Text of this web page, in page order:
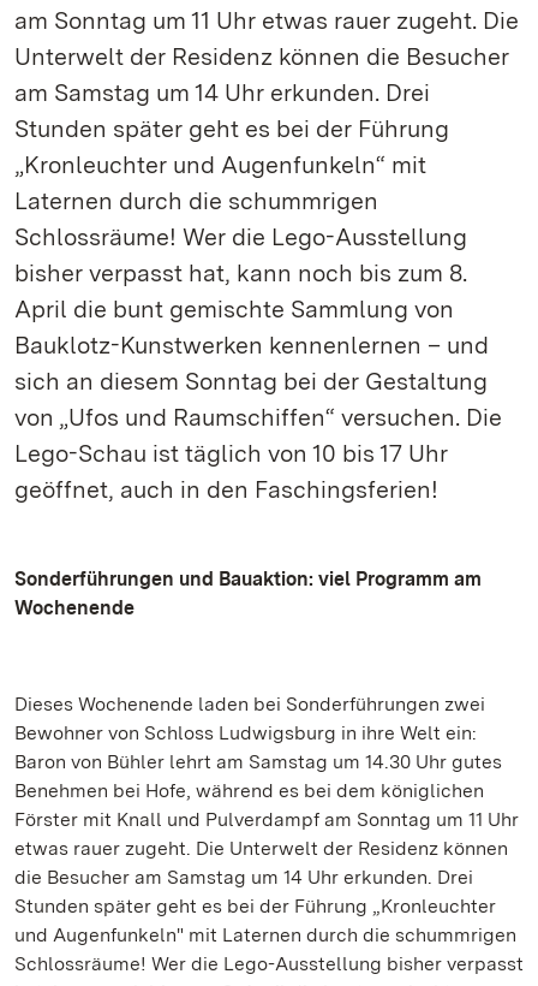
am Sonntag um 11 Uhr etwas rauer zugeht. Die
Unterwelt der Residenz können die Besucher
am Samstag um 14 Uhr erkunden. Drei
Stunden später geht es bei der Führung
„Kronleuchter und Augenfunkeln“ mit
Laternen durch die schummrigen
Schlossräume! Wer die Lego-Ausstellung
bisher verpasst hat, kann noch bis zum 8.
April die bunt gemischte Sammlung von
Bauklotz-Kunstwerken kennenlernen – und
sich an diesem Sonntag bei der Gestaltung
von „Ufos und Raumschiffen“ versuchen. Die
Lego-Schau ist täglich von 10 bis 17 Uhr
geöffnet, auch in den Faschingsferien!
Sonderführungen und Bauaktion: viel Programm am
Wochenende
Dieses Wochenende laden bei Sonderführungen zwei
Bewohner von Schloss Ludwigsburg in ihre Welt ein:
Baron von Bühler lehrt am Samstag um 14.30 Uhr gutes
Benehmen bei Hofe, während es bei dem königlichen
Förster mit Knall und Pulverdampf am Sonntag um 11 Uhr
etwas rauer zugeht. Die Unterwelt der Residenz können
die Besucher am Samstag um 14 Uhr erkunden. Drei
Stunden später geht es bei der Führung „Kronleuchter
und Augenfunkeln" mit Laternen durch die schummrigen
Schlossräume! Wer die Lego-Ausstellung bisher verpasst